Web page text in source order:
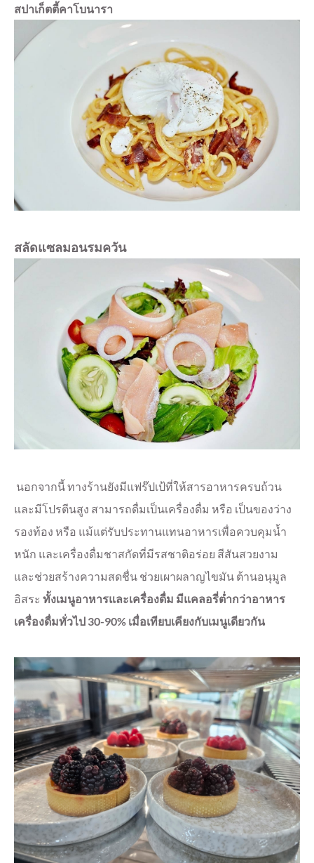
สปาเก็ตตี้คาโบนารา
สลัดแซลมอนรมควัน
นอกจากนี้ ทางร้านยังมีแฟร๊ปเป้ที่ให้สารอาหารครบถ้วน
และมีโปรตีนสูง สามารถดื่มเป็นเครื่องดื่ม หรือ เป็นของว่าง
รองท้อง หรือ แม้แต่รับประทานแทนอาหารเพื่อควบคุมน้ำ
หนัก และเครื่องดื่มชาสกัดที่มีรสชาติอร่อย สีสันสวยงาม
และช่วยสร้างความสดชื่น ช่วยเผาผลาญไขมัน ต้านอนุมูล
อิสระ ทั้งเมนูอาหารและเครื่องดื่ม มีแคลอรี่ต่ำกว่าอาหาร
เครื่องดื่มทั่วไป 30-90% เมื่อเทียบเคียงกับเมนูเดียวกัน